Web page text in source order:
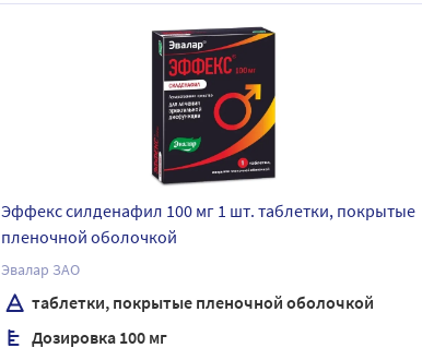
Эффекс силденафил 100 мг 1 шт. таблетки, покрытые
пленочной оболочкой
Эвалар ЗАО
таблетки, покрытые пленочной оболочкой
Дозировка 100 мг